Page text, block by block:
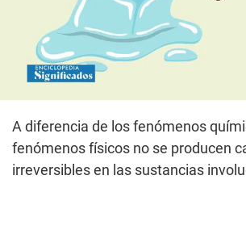
A diferencia de los fenómenos
fenómenos físicos no se producen
irreversibles en las sustancias